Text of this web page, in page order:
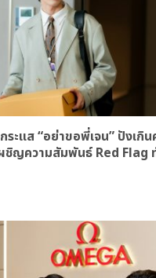
ระแส “อย่าขอพี่เจน” ปังเกิ
ผชิญความสัมพันธ์ Red Flag